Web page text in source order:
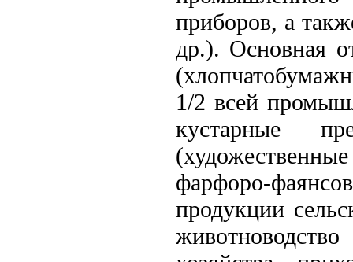
приборов, а
др.). Основная
1/2 всей
кустарные
фарфоро-
продукции